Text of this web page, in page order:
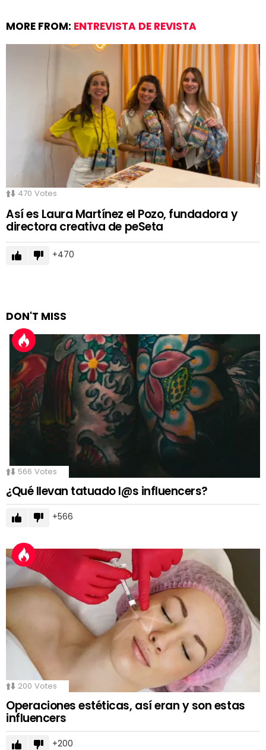
MORE FROM: ENTREVISTA DE REVISTA
470 Votes
Así es Laura Martínez el Pozo, fundadora y
directora creativa de peSeta
470
DON'T MISS
566 Votes
¿Qué llevan tatuado l@s influencers?
566
200 Votes
Operaciones estéticas, así eran y son estas
influencers
200